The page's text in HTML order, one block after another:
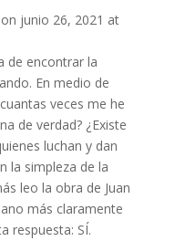
junio 26, 2021 at
de encontrar la
En medio de
veces me he
de verdad? ¿Existe
luchan y dan
la simpleza de la
leo la obra de Juan
más claramente
respuesta: SÍ.